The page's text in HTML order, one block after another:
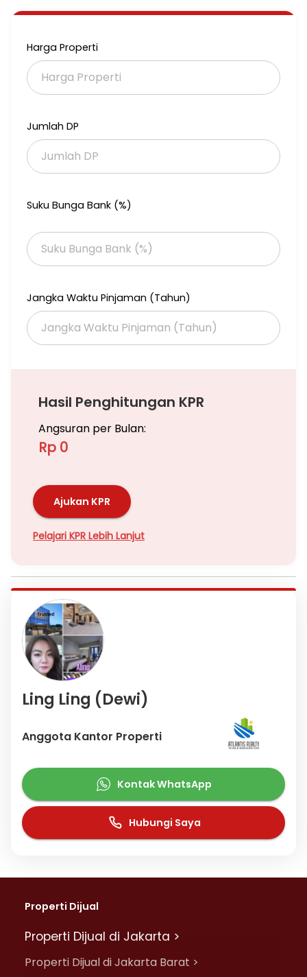
Harga Properti
Jumlah DP
Suku Bunga Bank (%)
Jangka Waktu Pinjaman (Tahun)
Hasil Penghitungan KPR
Angsuran per Bulan:
Rp 0
Ajukan KPR
Pelajari KPR Lebih Lanjut
Ling Ling (Dewi)
Anggota Kantor Properti
Kontak WhatsApp
Hubungi Saya
Properti Dijual
Properti Dijual di Jakarta >
Properti Dijual di Jakarta Barat >